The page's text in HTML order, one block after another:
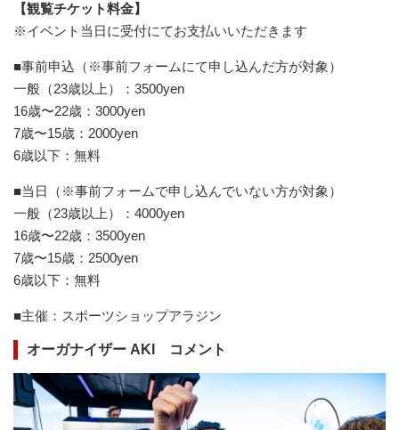
【観覧チケット料金】
※イベント当日に受付にてお支払いいただきます
■事前申込（※事前フォームにて申し込んだ方が対象）
一般（23歳以上）：3500yen
16歳〜22歳：3000yen
7歳〜15歳：2000yen
6歳以下：無料
■当日（※事前フォームで申し込んでいない方が対象）
一般（23歳以上）：4000yen
16歳〜22歳：3500yen
7歳〜15歳：2500yen
6歳以下：無料
■主催：スポーツショップアラジン
オーガナイザー AKI コメント